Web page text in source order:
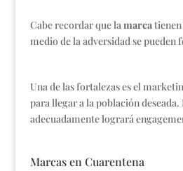
Cabe recordar que lamarcatienen
medio de la adversidad se pueden
Una de las fortalezas es el
para llegar a la población deseada.
adecuadamente logrará
Marcas en Cuarentena